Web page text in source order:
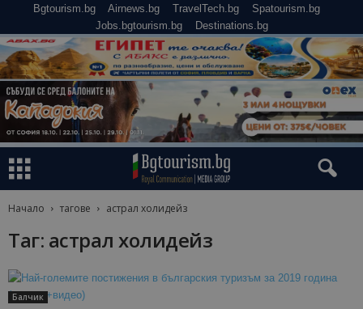
Bgtourism.bg Airnews.bg TravelTech.bg
Spatourism.bg
Jobs.bgtourism.bg
Destinations.bg
Начало тагове астрал холидейз
Таг: астрал холидейз
Балчик